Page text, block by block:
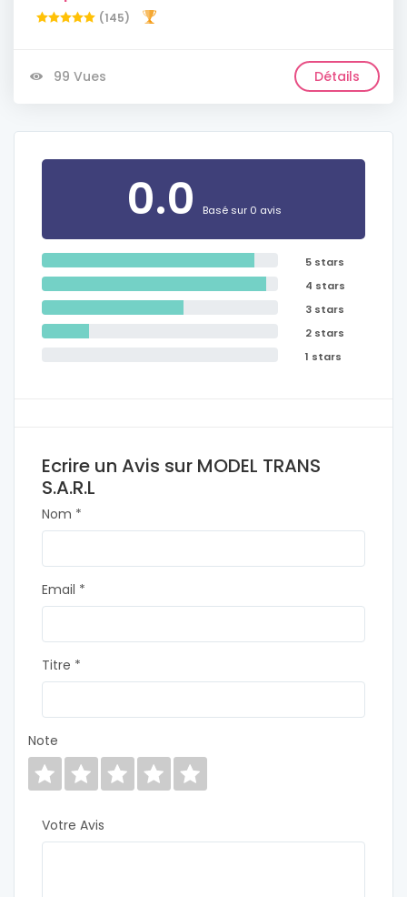
(145)
99 Vues Détails
0.0 Basé sur 0 avis
5 stars
4 stars
3 stars
2 stars
1 stars
Ecrire un Avis sur MODEL TRANS
S.A.R.L
Nom *
Email *
Titre *
Note
Votre Avis